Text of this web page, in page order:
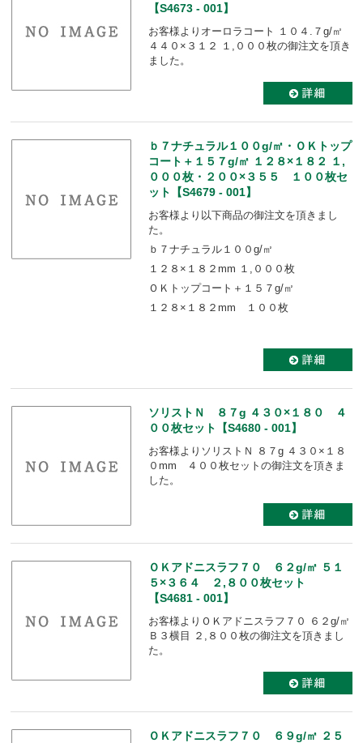
【S4673 - 001】
お客様よりオーロラコート １０４.７g/㎡
４４０×３１２ １,０００枚の御注文を頂き
ました。
ｂ７ナチュラル１００g/㎡・ＯＫトップ
コート＋１５７g/㎡ １２８×１８２ １,
０００枚・２００×３５５ １００枚セ
ット【S4679 - 001】
お客様より以下商品の御注文を頂きまし
た。
ｂ７ナチュラル１００g/㎡
１２８×１８２mm １,０００枚
ＯＫトップコート＋１５７g/㎡
１２８×１８２mm １００枚
ソリストＮ ８７g ４３０×１８０ ４
００枚セット【S4680 - 001】
お客様よりソリストＮ ８７g ４３０×１８
０mm ４００枚セットの御注文を頂きま
した。
ＯＫアドニスラフ７０ ６２g/㎡ ５１
５×３６４ ２,８００枚セット
【S4681 - 001】
お客様よりＯＫアドニスラフ７０ ６２g/㎡
Ｂ３横目 ２,８００枚の御注文を頂きまし
た。
ＯＫアドニスラフ７０ ６９g/㎡ ２５